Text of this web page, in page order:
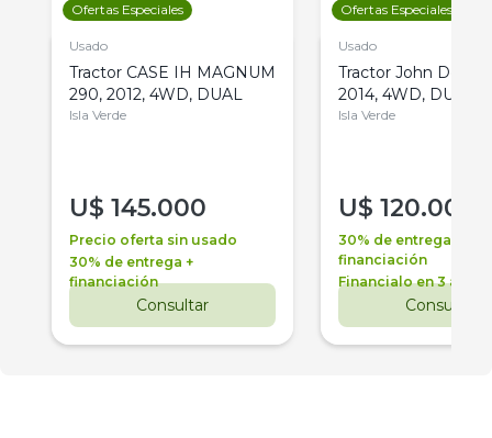
Ofertas Especiales
Usado
Tractor CASE IH MAGNUM
290, 2012, 4WD, DUAL
Isla Verde
U$ 145.000
Precio oferta sin usado
30% de entrega +
financiación
Consultar
Ofertas Especiales
Usado
Tractor John Deere
2014, 4WD, DUAL
Isla Verde
U$ 120.000
30% de entrega +
financiación
Financialo en 3 años
Consultar